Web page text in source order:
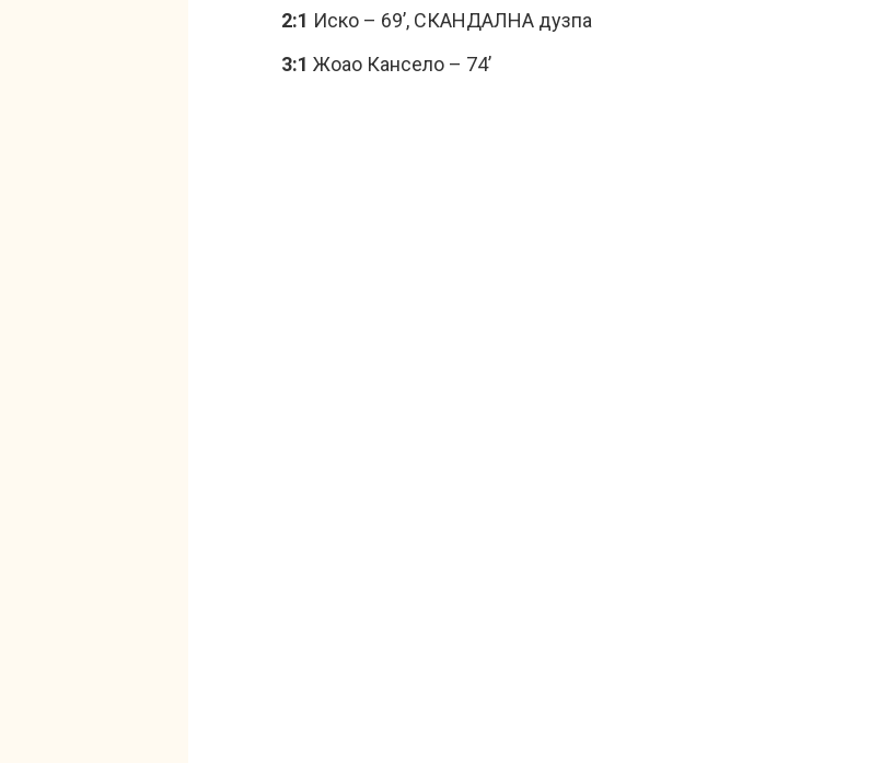
2:1 Иско – 69’, СКАНДАЛНА дузпа
3:1 Жоао Кансело – 74’